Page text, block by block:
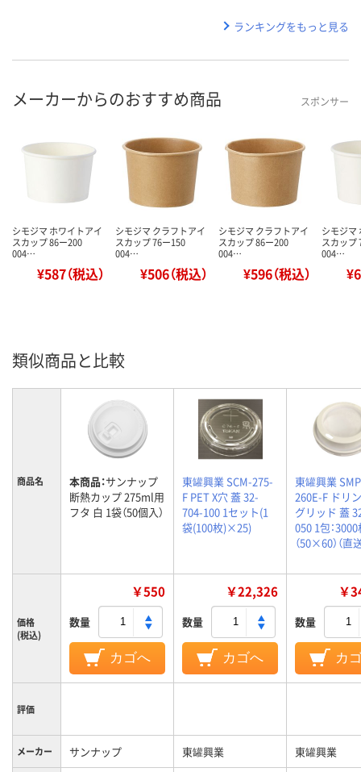
ランキングをもっと見る
メーカーからのおすすめ商品 スポンサー
シモジマ ホワイトアイ
スカップ 86ー200
004…
¥587（税込）
シモジマ クラフトアイ
スカップ 76ー150
004…
¥506（税込）
シモジマ クラフトアイ
スカップ 86ー200
004…
¥596（税込）
シモジマ
スカップ
004…
類似商品と比較
商品名 本商品：サンナップ
断熱カップ 275ml用
フタ 白 1袋（50個入）
東罐興業 SCM-275-
F PET X穴 蓋 32-
704-100 1セット(1
袋(100枚)×25)
東罐興業
260E-F ドリ
グリッド 蓋
050 1包：
（50×60）（直
価格
(税込)
￥550
数量
カゴへ
￥22,326
数量
カゴへ
￥
数量
カ
評価
メーカー サンナップ 東罐興業 東罐興業